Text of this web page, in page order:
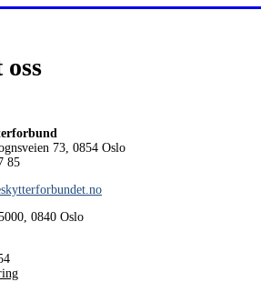
73, 0854 Oslo
85
0840 Oslo